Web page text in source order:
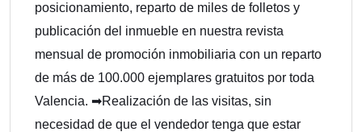
posicionamiento, reparto de miles de folletos y
publicación del inmueble en nuestra revista
mensual de promoción inmobiliaria con un reparto
de más de 100.000 ejemplares gratuitos por toda
Valencia. ➡Realización de las visitas, sin
necesidad de que el vendedor tenga que estar